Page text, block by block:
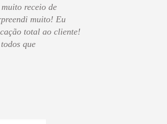
receio de
muito! Eu
total ao cliente!
que